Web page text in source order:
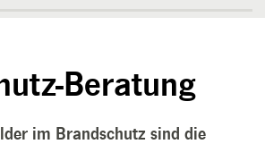
Beratung
im Brandschutz sind die